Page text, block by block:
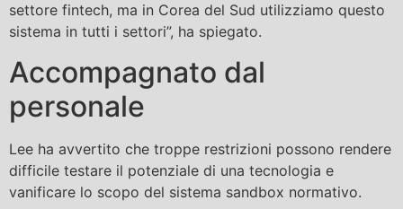
settore fintech, ma in Corea del Sud utilizziamo questo
sistema in tutti i settori”, ha spiegato.
Accompagnato dal
personale
Lee ha avvertito che troppe restrizioni possono rendere
difficile testare il potenziale di una tecnologia e
vanificare lo scopo del sistema sandbox normativo.